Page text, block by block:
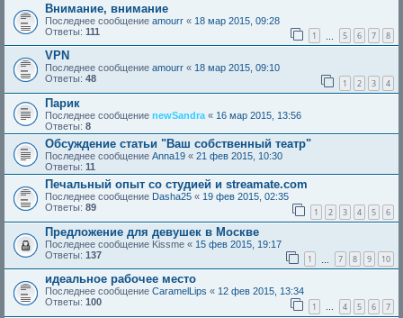
Внимание, внимание
Последнее сообщение amourr « 18 мар 2015, 09:28
Ответы: 111 1 5 6 7 8
VPN
Последнее сообщение amourr « 18 мар 2015, 09:10
Ответы: 48 1 2 3 4
Парик
Последнее сообщение newSandra « 16 мар 2015, 13:56
Ответы: 8
Обсуждение статьи "Ваш собственный театр"
Последнее сообщение Anna19 « 21 фев 2015, 10:30
Ответы: 11
Печальный опыт со студией и streamate.com
Последнее сообщение Dasha25 « 19 фев 2015, 02:35
Ответы: 89 1 2 3 4 5 6
Предложение для девушек в Москве
Последнее сообщение Kissme « 15 фев 2015, 19:17
Ответы: 137 1 7 8 9 10
идеальное рабочее место
Последнее сообщение CaramelLips « 12 фев 2015, 13:34
Ответы: 100 1 … 4 5 6 7